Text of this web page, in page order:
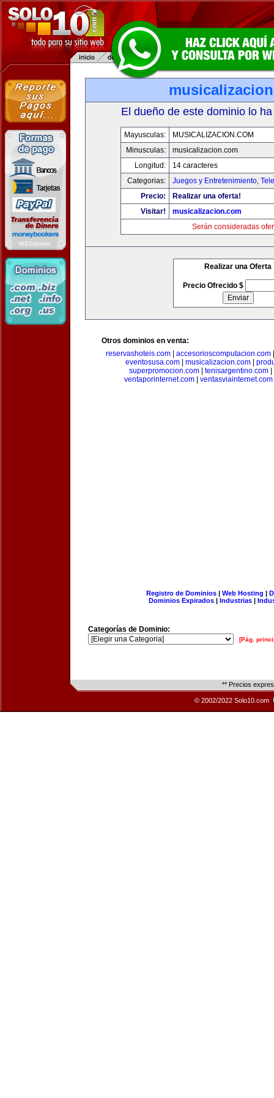
El dueño de este dominio lo
Mayusculas:
MUSICALIZACION.COM
Minusculas:
musicalizacion.com
Longitud:
14 caracteres
Categorias:
Juegos y Entretenimiento,
Precio:
Realizar una oferta!
Visitar!
musicalizacion.com
Serán consideradas
Realizar una Oferta
Precio Ofrecido $
Otros dominios en venta:
reservashoteis.com| accesorioscomputacion.com
eventosusa.com| musicalizacion.com|
superpromocion.com
tenisargentino.com
ventaporinternet.com
ventasviainternet.com
Registro de Dominios| Web Hosting |
Dominios Expirados | Industrias |
Categorías de Dominio:
[Pág.
** Precios
© 2002/2022 Solo10.com